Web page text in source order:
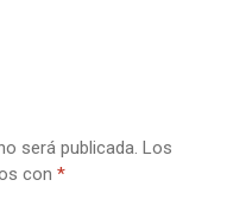
será publicada. Los
con *